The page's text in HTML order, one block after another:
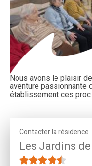
Nous avons le plaisir
aventure passionnante
établissement ces proc
Contacter la résidence
Les Jardins